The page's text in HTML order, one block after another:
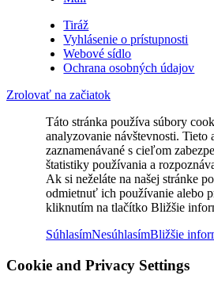
Tiráž
Vyhlásenie o prístupnosti
Webové sídlo
Ochrana osobných údajov
Zrolovať na začiatok
Táto stránka používa súbory
analyzovanie návštevnosti. Tieto
zaznamenávané s cieľom
štatistiky používania a
Ak si neželáte na našej stránke
odmietnuť ich používanie alebo
kliknutím na tlačítko Bližšie
SúhlasímNesúhlasímBližšie
Cookie and Privacy Settings